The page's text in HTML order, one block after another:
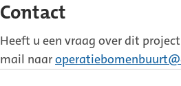
Contact
Heeft u een vraag over dit
mail naar